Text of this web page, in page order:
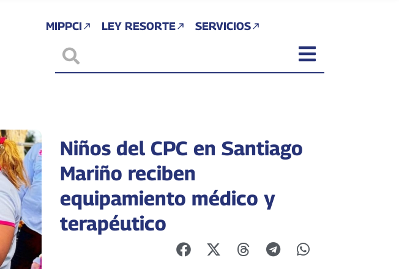
MIPPCI LEY RESORTE SERVICIOS
Niños del CPC en Santiago
Mariño reciben
equipamiento médico y
terapéutico